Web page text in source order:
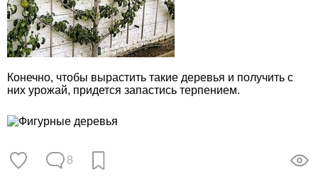
Конечно, чтобы вырастить такие деревья и получить с
них урожай, придется запастись терпением.
8